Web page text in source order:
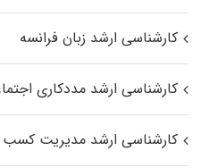
کارشناسی ارشد زبان فرانسه
کارشناسی ارشد مددکاری
کارشناسی ارشد مدیریت کسب